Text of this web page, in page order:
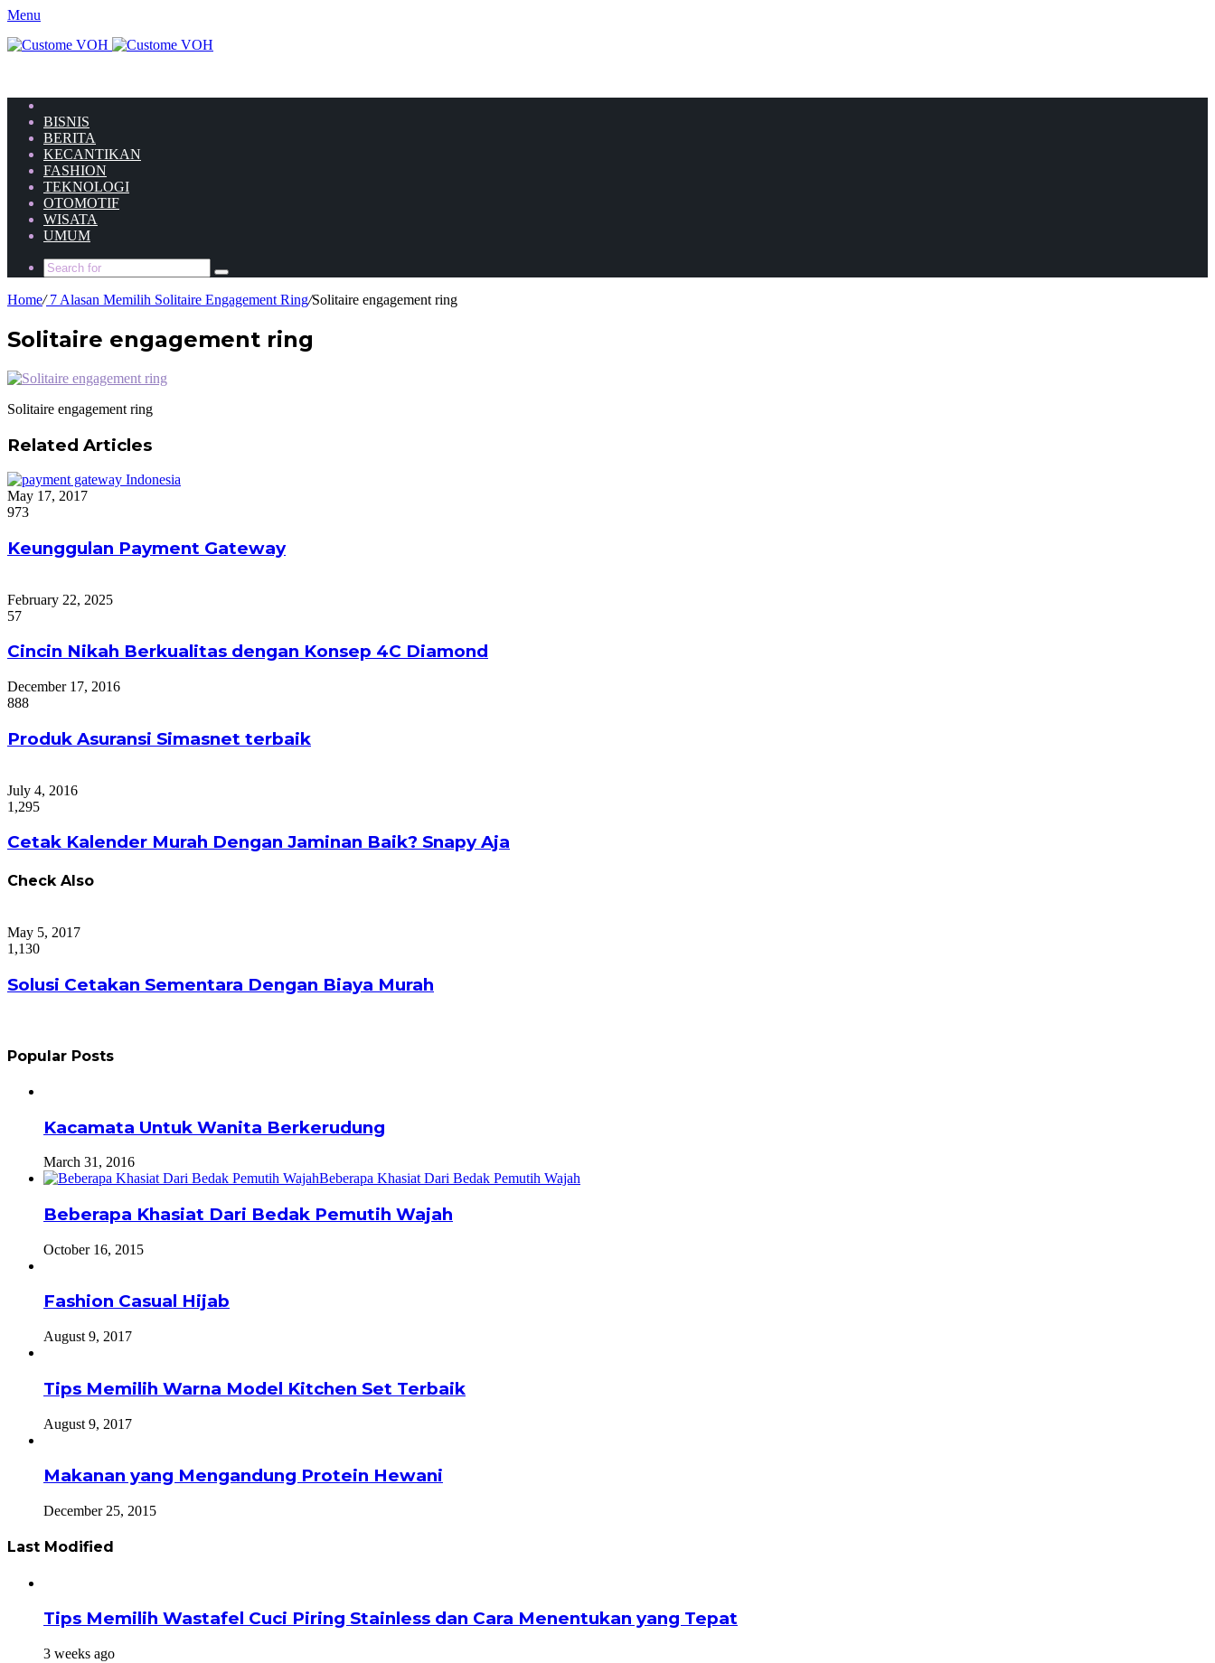
Menu
BISNIS
BERITA
KECANTIKAN
FASHION
TEKNOLOGI
OTOMOTIF
WISATA
UMUM
Home/7 Alasan Memilih Solitaire Engagement Ring/Solitaire engagement ring
Solitaire engagement ring
Solitaire engagement ring
Related Articles
May 17, 2017
973
Keunggulan Payment Gateway
February 22, 2025
57
Cincin Nikah Berkualitas dengan Konsep 4C Diamond
December 17, 2016
888
Produk Asuransi Simasnet terbaik
July 4, 2016
1,295
Cetak Kalender Murah Dengan Jaminan Baik? Snapy Aja
Check Also
May 5, 2017
1,130
Solusi Cetakan Sementara Dengan Biaya Murah
Popular Posts
Kacamata Untuk Wanita Berkerudung
March 31, 2016
Beberapa Khasiat Dari Bedak Pemutih Wajah
October 16, 2015
Fashion Casual Hijab
August 9, 2017
Tips Memilih Warna Model Kitchen Set Terbaik
August 9, 2017
Makanan yang Mengandung Protein Hewani
December 25, 2015
Last Modified
Tips Memilih Wastafel Cuci Piring Stainless dan Cara Menentukan yang Tepat
3 weeks ago